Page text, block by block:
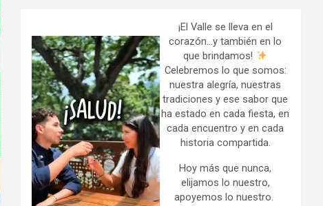
¡El Valle se lleva en el
corazón…y también en lo
que brindamos!
Celebremos lo que somos:
nuestra alegría, nuestras
tradiciones y ese sabor que
ha estado en cada fiesta, en
cada encuentro y en cada
historia compartida.
Hoy más que nunca,
elijamos lo nuestro,
apoyemos lo nuestro.